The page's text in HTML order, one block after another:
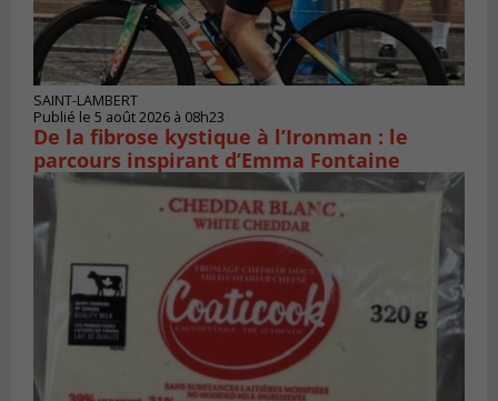
SAINT-LAMBERT
Publié le 5 août 2026 à 08h23
De la fibrose kystique à l’Ironman : le
parcours inspirant d’Emma Fontaine